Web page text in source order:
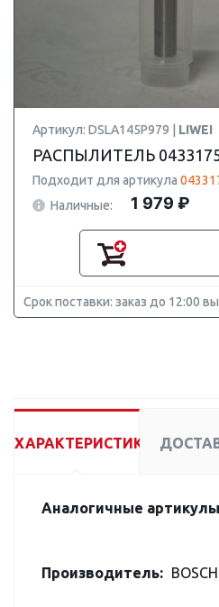
Артикул: DSLA145P979 | LIWEI
РАСПЫЛИТЕЛЬ
Подходит для артикула
Наличные:
1 979 ₽
Срок поставки: заказ до 12:00
ХАРАКТЕРИСТИКИ
Аналогичные
Производитель: BOSCH